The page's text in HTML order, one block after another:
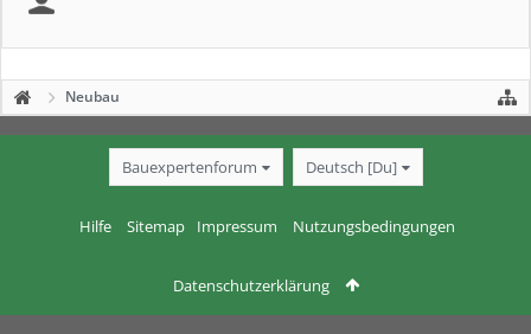
Neubau
Bauexpertenforum Deutsch [Du]
Hilfe Sitemap Impressum Nutzungsbedingungen
Datenschutzerklärung